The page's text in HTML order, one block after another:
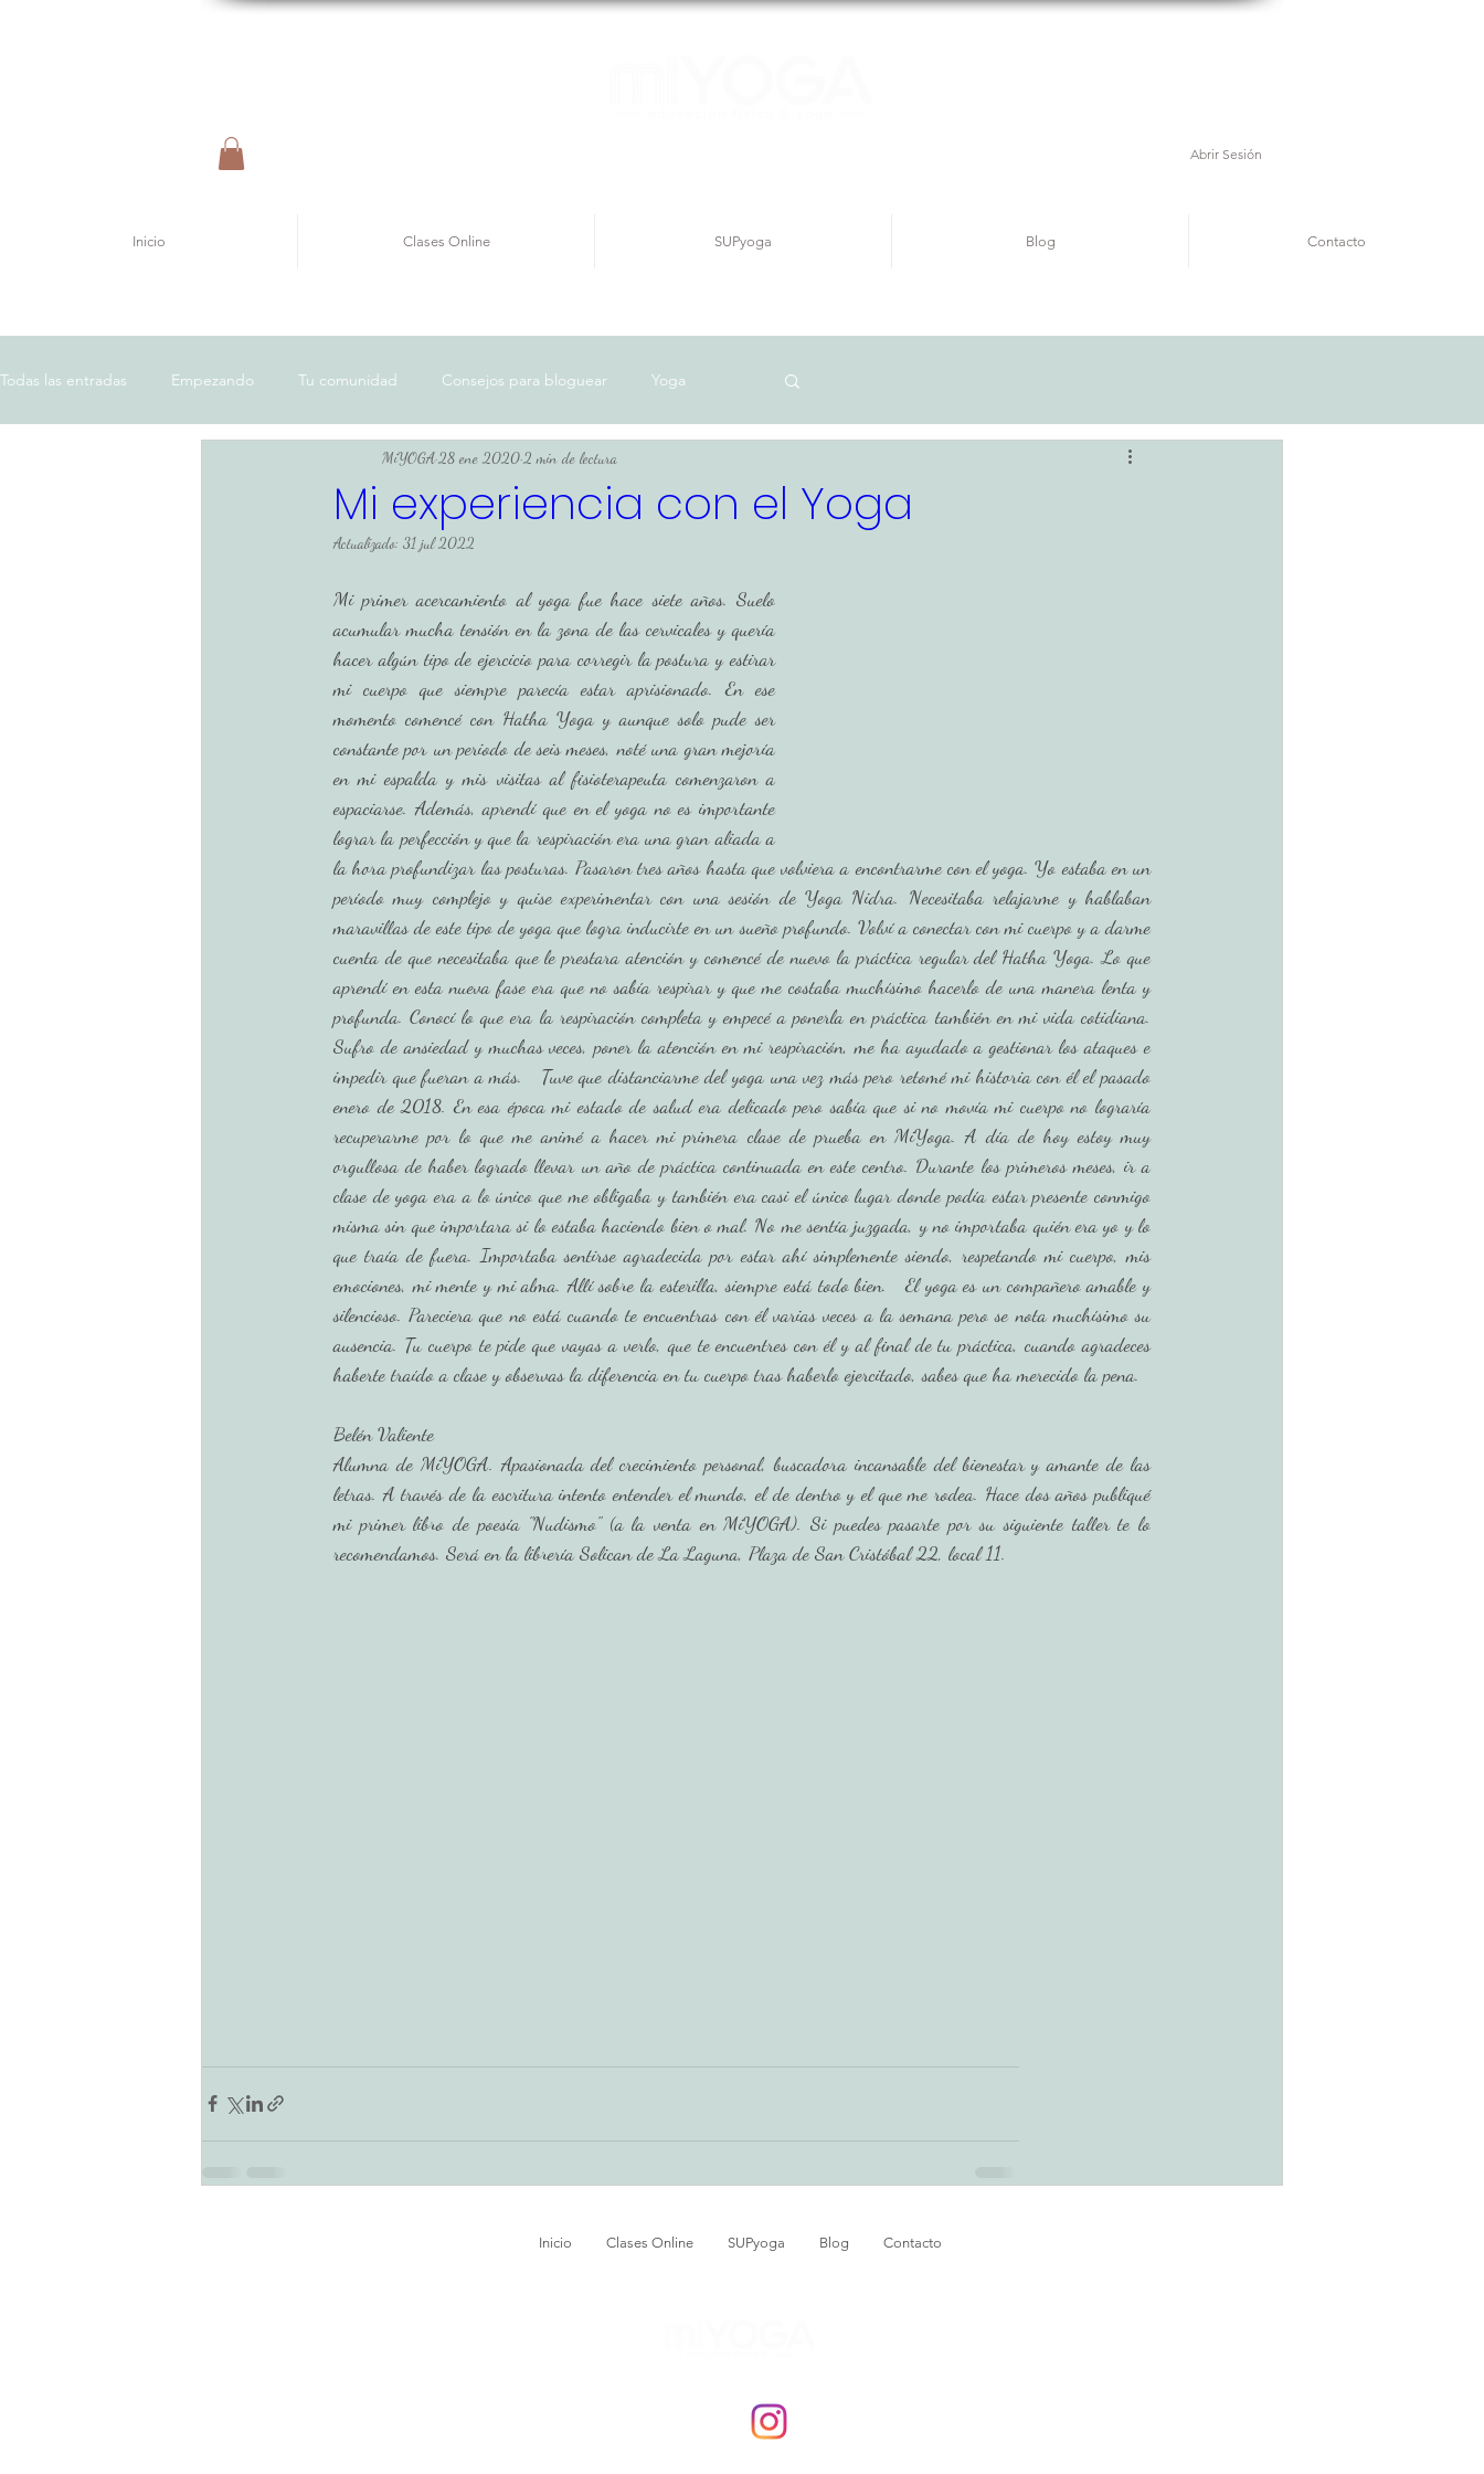
Abrir Sesión
Inicio Clases Online SUPyoga Blog Contacto
Todas las entradas Empezando Tu comunidad Consejos para bloguear Yoga
Crecimiento Personal Ejercicio Físico Meditación
Mi experiencia con el Yoga
MiYOGA28 ene 20202 min de lectura
Actualizado: 31 jul 2022
Mi primer acercamiento al yoga fue hace siete años. Suelo
acumular mucha tensión en la zona de las cervicales y quería
hacer algún tipo de ejercicio para corregir la postura y estirar
mi cuerpo que siempre parecía estar aprisionado. En ese
momento comencé con Hatha Yoga y aunque solo pude ser
constante por un periodo de seis meses, noté una gran mejoría
en mi espalda y mis visitas al fisioterapeuta comenzaron a
espaciarse. Además, aprendí que en el yoga no es importante
lograr la perfección y que la respiración era una gran aliada a
la hora profundizar las posturas. Pasaron tres años hasta que volviera a encontrarme con el yoga. Yo estaba en un
período muy complejo y quise experimentar con una sesión de Yoga Nidra. Necesitaba relajarme y hablaban
maravillas de este tipo de yoga que logra inducirte en un sueño profundo. Volví a conectar con mi cuerpo y a darme
cuenta de que necesitaba que le prestara atención y comencé de nuevo la práctica regular del Hatha Yoga. Lo que
aprendí en esta nueva fase era que no sabía respirar y que me costaba muchísimo hacerlo de una manera lenta y
profunda. Conocí lo que era la respiración completa y empecé a ponerla en práctica también en mi vida cotidiana.
Sufro de ansiedad y muchas veces, poner la atención en mi respiración, me ha ayudado a gestionar los ataques e
impedir que fueran a más.   Tuve que distanciarme del yoga una vez más pero retomé mi historia con él el pasado
enero de 2018. En esa época mi estado de salud era delicado pero sabía que si no movía mi cuerpo no lograría
recuperarme por lo que me animé a hacer mi primera clase de prueba en MiYoga. A día de hoy estoy muy
orgullosa de haber logrado llevar un año de práctica continuada en este centro. Durante los primeros meses, ir a
clase de yoga era a lo único que me obligaba y también era casi el único lugar donde podía estar presente conmigo
misma sin que importara si lo estaba haciendo bien o mal. No me sentía juzgada, y no importaba quién era yo y lo
que traía de fuera. Importaba sentirse agradecida por estar ahí simplemente siendo, respetando mi cuerpo, mis
emociones, mi mente y mi alma. Allí sobre la esterilla, siempre está todo bien.   El yoga es un compañero amable y
silencioso. Pareciera que no está cuando te encuentras con él varias veces a la semana pero se nota muchísimo su
ausencia. Tu cuerpo te pide que vayas a verlo, que te encuentres con él y al final de tu práctica, cuando agradeces
Belén Valiente
Alumna de MiYOGA. Apasionada del crecimiento personal, buscadora incansable del bienestar y amante de las
letras. A través de la escritura intento entender el mundo, el de dentro y el que me rodea. Hace dos años publiqué
mi primer libro de poesía "Nudismo" (a la venta en MiYOGA). Si puedes pasarte por su siguiente taller te lo
recomendamos. Será en la librería Solican de La Laguna, Plaza de San Cristóbal 22, local 11.
Inicio Clases Online SUPyoga Blog Contacto